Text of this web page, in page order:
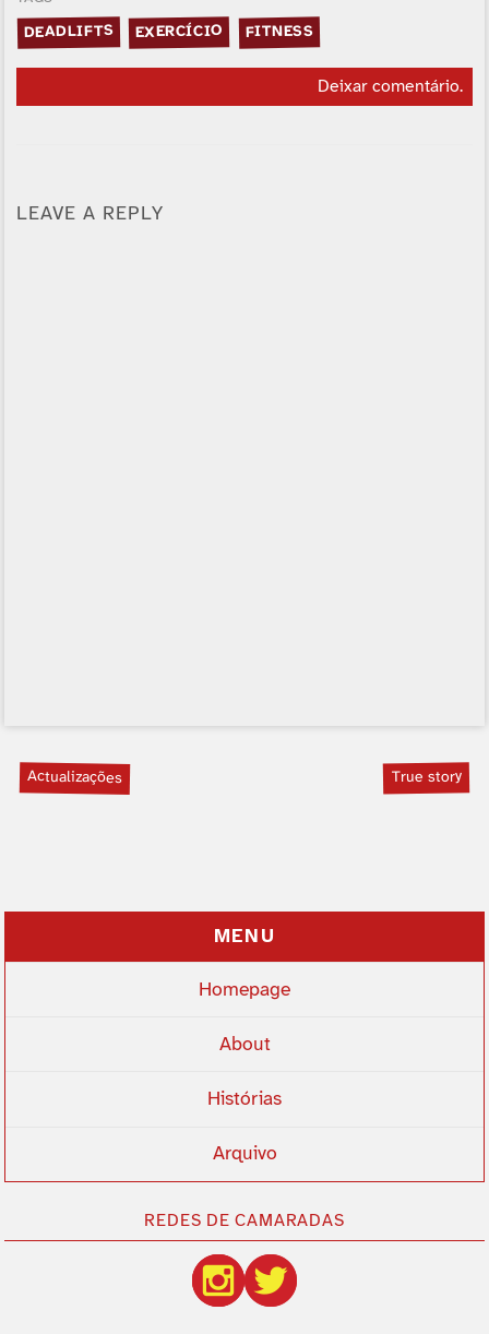
DEADLIFTS EXERCÍCIO FITNESS
Deixar comentário.
LEAVE A REPLY
Actualizações True story
MENU
Homepage
About
Histórias
Arquivo
REDES DE CAMARADAS